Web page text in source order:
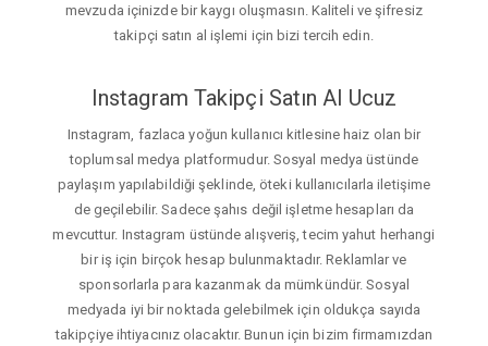
mevzuda içinizde bir kaygı oluşmasın. Kaliteli ve şifresiz
takipçi satın al işlemi için bizi tercih edin.
Instagram Takipçi Satın Al Ucuz
Instagram, fazlaca yoğun kullanıcı kitlesine haiz olan bir
toplumsal medya platformudur. Sosyal medya üstünde
paylaşım yapılabildiği şeklinde, öteki kullanıcılarla iletişime
de geçilebilir. Sadece şahıs değil işletme hesapları da
mevcuttur. Instagram üstünde alışveriş, tecim yahut herhangi
bir iş için birçok hesap bulunmaktadır. Reklamlar ve
sponsorlarla para kazanmak da mümkündür. Sosyal
medyada iyi bir noktada gelebilmek için oldukça sayıda
takipçiye ihtiyacınız olacaktır. Bunun için bizim firmamızdan